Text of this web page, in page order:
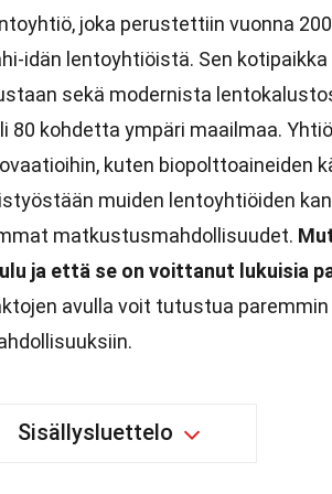
joka perustettiin vuonna
idän lentoyhtiöistä. Sen kotipaikka
sekä modernista
80 kohdetta ympäri maailmaa.
kuten biopolttoaineiden
muiden lentoyhtiöiden
matkustusmahdollisuudet.
ja että se on voittanut lukuisia
avulla voit tutustua
Sisällysluettelo